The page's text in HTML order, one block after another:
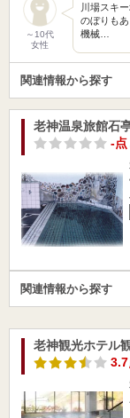
～10代
女性
川場スキ
のぼりも
機械…
関連情報から探す
老神温泉旅館石
-点
関連情報から探す
老神観光ホテル
3.7